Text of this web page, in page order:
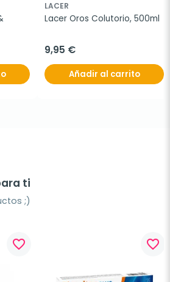
LACER
Lacer Oros Colutorio, 500ml
9,95 €
Añadir al carrito
ti
;)
favorite_border favorite_border